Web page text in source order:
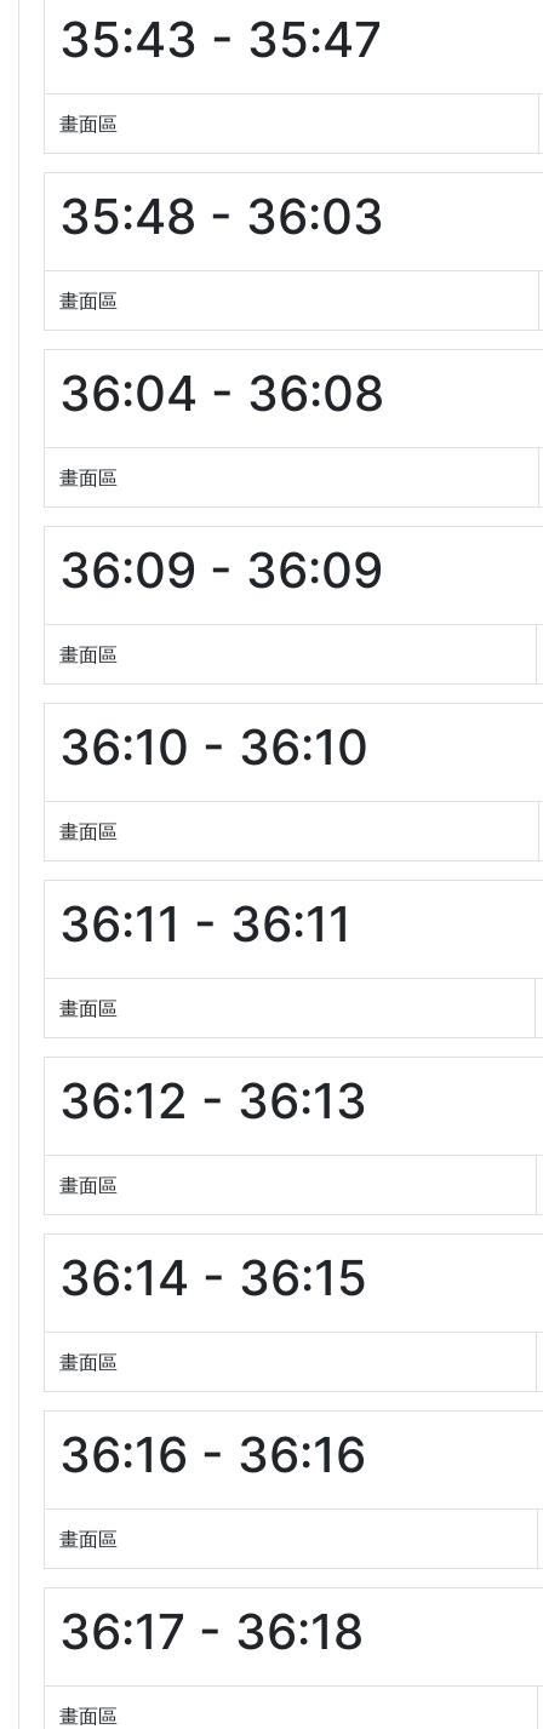
35:43 - 35:47
畫面區
35:48 - 36:03
畫面區
36:04 - 36:08
畫面區
36:09 - 36:09
畫面區
36:10 - 36:10
畫面區
36:11 - 36:11
畫面區
36:12 - 36:13
畫面區
36:14 - 36:15
畫面區
36:16 - 36:16
畫面區
36:17 - 36:18
畫面區